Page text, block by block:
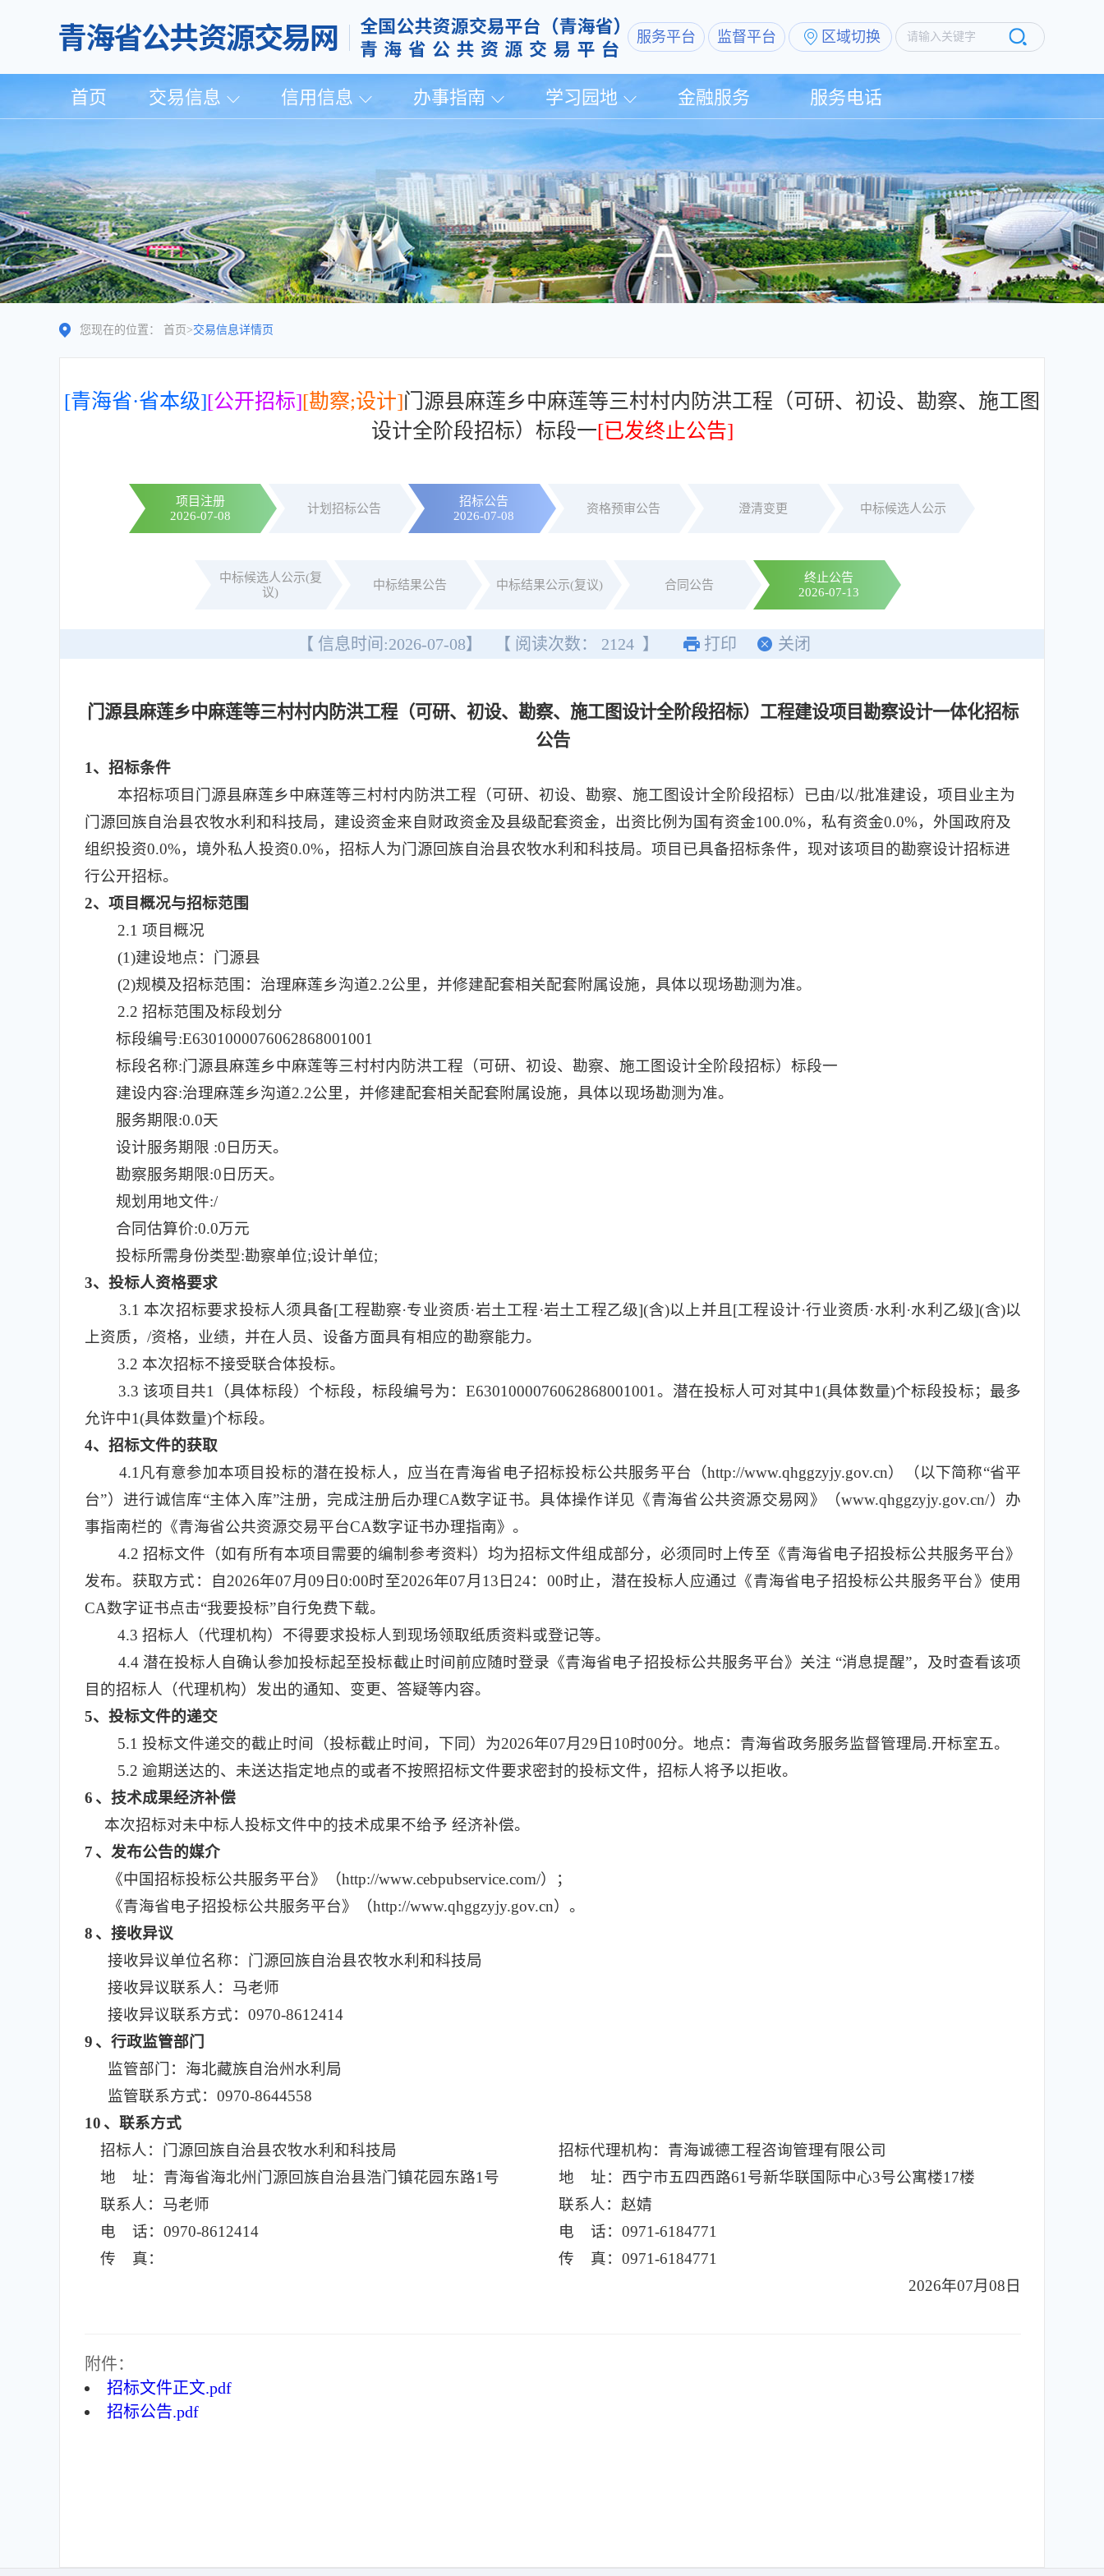
服务平台 监督平台 区域切换 请输入关键字
首页 交易信息 信用信息 办事指南 学习园地 金融服务 服务电话
您现在的位置： 首页 >交易信息详情页
[青海省·省本级][公开招标][勘察;设计]门源县麻莲乡中麻莲等三村村内防洪工程（可研、初设、勘察、施工图
设计全阶段招标）标段一[已发终止公告]
项目注册
2026-07-08
计划招标公告
招标公告
2026-07-08
资格预审公告 澄清变更 中标候选人公示
中标候选人公示(复
议)
中标结果公告 中标结果公示(复议) 合同公告
终止公告
2026-07-13
【 信息时间:2026-07-08】 【 阅读次数： 2124 】 打印 关闭
门源县麻莲乡中麻莲等三村村内防洪工程（可研、初设、勘察、施工图设计全阶段招标） 工程建设项目勘察设计一体化招标
公告
1、招标条件
本招标项目门源县麻莲乡中麻莲等三村村内防洪工程（可研、初设、勘察、施工图设计全阶段招标）已由/以/批准建设，项目业主为
门源回族自治县农牧水利和科技局，建设资金来自财政资金及县级配套资金，出资比例为国有资金100.0%，私有资金0.0%，外国政府及
组织投资0.0%，境外私人投资0.0%，招标人为门源回族自治县农牧水利和科技局。项目已具备招标条件，现对该项目的勘察设计招标进
行公开招标。
2、项目概况与招标范围
2.1 项目概况
(1)建设地点：门源县
(2)规模及招标范围：治理麻莲乡沟道2.2公里，并修建配套相关配套附属设施，具体以现场勘测为准。
2.2 招标范围及标段划分
标段编号:E6301000076062868001001
标段名称:门源县麻莲乡中麻莲等三村村内防洪工程（可研、初设、勘察、施工图设计全阶段招标）标段一
建设内容:治理麻莲乡沟道2.2公里，并修建配套相关配套附属设施，具体以现场勘测为准。
服务期限:0.0天
设计服务期限 :0日历天。
勘察服务期限:0日历天。
规划用地文件:/
合同估算价:0.0万元
投标所需身份类型:勘察单位;设计单位;
3、投标人资格要求
3.1 本次招标要求投标人须具备[工程勘察·专业资质·岩土工程·岩土工程乙级](含)以上并且[工程设计·行业资质·水利·水利乙级](含)以
上资质，/资格，业绩，并在人员、设备方面具有相应的勘察能力。
3.2 本次招标不接受联合体投标。
3.3该项目共1（具体标段）个标段，标段编号为：E6301000076062868001001。潜在投标人可对其中1(具体数量)个标段投标；最多
允许中1(具体数量)个标段。
4、招标文件的获取
4.1 凡有意参加本项目投标的潜在投标人，应当在青海省电子招标投标公共服务平台（http://www.qhggzyjy.gov.cn）（以下简称“省平
台”）进行诚信库“主体入库”注册，完成注册后办理CA数字证书。具体操作详见《青海省公共资源交易网》（www.qhggzyjy.gov.cn/）办
事指南栏的《青海省公共资源交易平台CA数字证书办理指南》。
4.2 招标文件（如有所有本项目需要的编制参考资料）均为招标文件组成部分，必须同时上传至《青海省电子招投标公共服务平台》
发布。获取方式：自2026年07月09日0:00时至2026年07月13日24：00时止，潜在投标人应通过《青海省电子招投标公共服务平台》使用
CA数字证书点击“我要投标”自行免费下载。
4.3 招标人（代理机构）不得要求投标人到现场领取纸质资料或登记等。
4.4 潜在投标人自确认参加投标起至投标截止时间前应随时登录《青海省电子招投标公共服务平台》关注 “消息提醒”，及时查看该项
目的招标人（代理机构）发出的通知、变更、答疑等内容。
5、投标文件的递交
5.1 投标文件递交的截止时间（投标截止时间，下同）为2026年07月29日10时00分。地点：青海省政务服务监督管理局.开标室五。
5.2 逾期送达的、未送达指定地点的或者不按照招标文件要求密封的投标文件，招标人将予以拒收。
6 、技术成果经济补偿
本次招标对未中标人投标文件中的技术成果不给予 经济补偿。
7 、发布公告的媒介
《中国招标投标公共服务平台》（http://www.cebpubservice.com/）；
《青海省电子招投标公共服务平台》（http://www.qhggzyjy.gov.cn）。
8 、接收异议
接收异议单位名称：门源回族自治县农牧水利和科技局
接收异议联系人：马老师
接收异议联系方式：0970-8612414
9 、行政监管部门
监管部门：海北藏族自治州水利局
监管联系方式：0970-8644558
10 、联系方式
招标人：门源回族自治县农牧水利和科技局
招标代理机构：青海诚德工程咨询管理有限公司
地 址：青海省海北州门源回族自治县浩门镇花园东路1号
地 址：西宁市五四西路61号新华联国际中心3号公寓楼17楼
联系人：马老师
联系人：赵婧
电 话：0970-8612414
电 话：0971-6184771
传 真：
传 真：0971-6184771
2026年07月08日
附件：
招标文件正文.pdf
招标公告.pdf